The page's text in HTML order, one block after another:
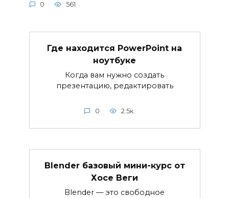
0 561
Где находится PowerPoint на
ноутбуке
Когда вам нужно создать
презентацию, редактировать
0 2.5к.
Blender базовый мини-курс от
Хосе Веги
Blender — это свободное